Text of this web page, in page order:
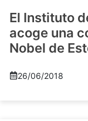
El Instituto
acoge una
Nobel de
26/06/2018